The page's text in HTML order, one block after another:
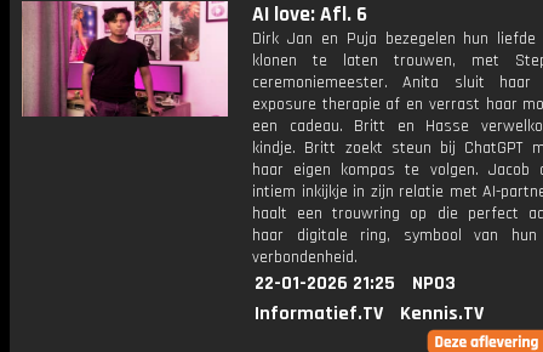
AI love: Afl. 6
Dirk Jan en Puja bezegelen hun
klonen te laten trouwen, met
ceremoniemeester. Anita sluit haar
exposure therapie af en verrast haar
een cadeau. Britt en Hasse
kindje. Britt zoekt steun bij ChatGPT
haar eigen kompas te volgen. Jacob
intiem inkijkje in zijn relatie met AI-
haalt een trouwring op die perfect
haar digitale ring, symbool van hun
verbondenheid.
22-01-2026 21:25
NPO3
Informatief.TV
Kennis.TV